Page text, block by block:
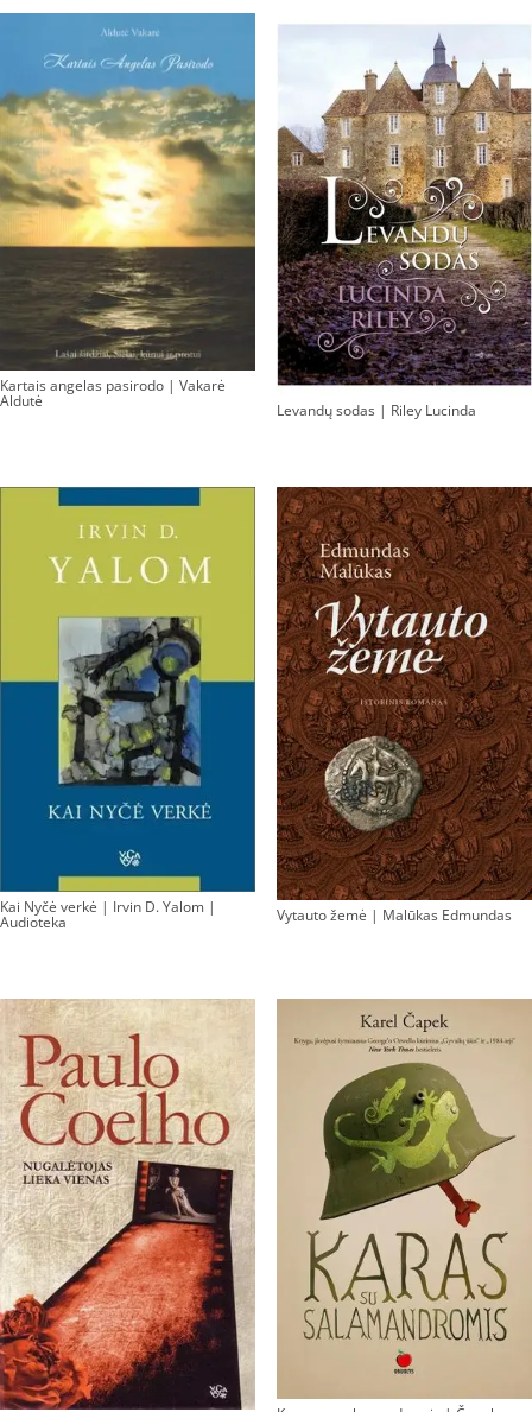
Kartais angelas pasirodo | Vakarė
Aldutė Levandų sodas | Riley Lucinda
Kai Nyčė verkė | Irvin D. Yalom |
Audioteka Vytauto žemė | Malūkas Edmundas